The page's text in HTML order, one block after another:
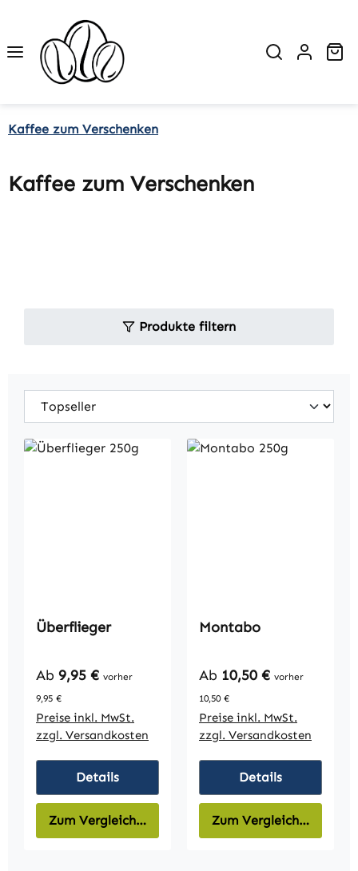
Zum Hauptinhalt springen
Kaffee zum Verschenken
Kaffee zum Verschenken
Produkte filtern
Überflieger
Regulärer Preis:
Ab 9,95 € vorher
9,95 €
Preise inkl. MwSt.
zzgl. Versandkosten
Details
Zum Vergleich hinzufügen
Montabo
Regulärer Preis:
Ab 10,50 € vorher
10,50 €
Preise inkl. MwSt.
zzgl. Versandkosten
Details
Zum Vergleich